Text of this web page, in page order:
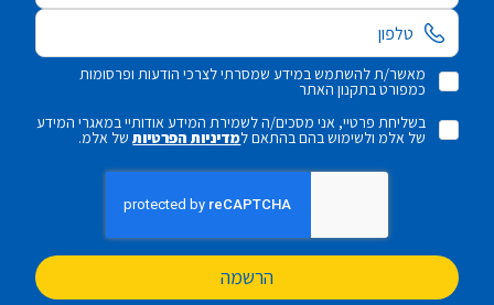
מאשר/ת להשתמש במידע שמסרתי לצרכי הודעות ופרסומות
כמפורט בתקנון האתר
בשליחת פרטיי, אני מסכים/ה לשמירת המידע אודותיי במאגרי המידע
של אלמ ולשימוש בהם בהתאם למדיניות הפרטיותשל אלמ.
הרשמה